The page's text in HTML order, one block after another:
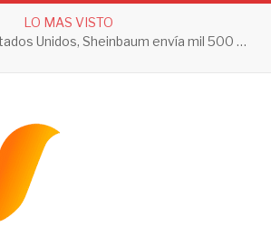
LO MAS VISTO
Tras presión de Estados Unidos, Sheinbaum envía mil 500 soldados a Michoacán